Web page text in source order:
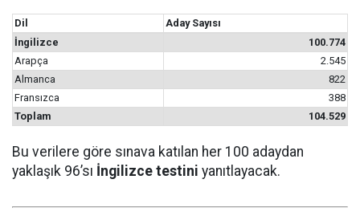
Dil
Aday Sayısı
İngilizce
100.774
Arapça
2.545
Almanca
822
Fransızca
388
Toplam
104.529
Bu verilere göre sınava katılan her 100 adaydan
yaklaşık 96’sı İngilizce testini yanıtlayacak.